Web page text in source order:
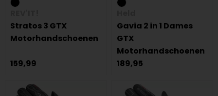
Stratos 3 GTX
Motorhandschoenen
159,99
Gavia 2 in 1 Dames
GTX
Motorhandschoenen
189,95